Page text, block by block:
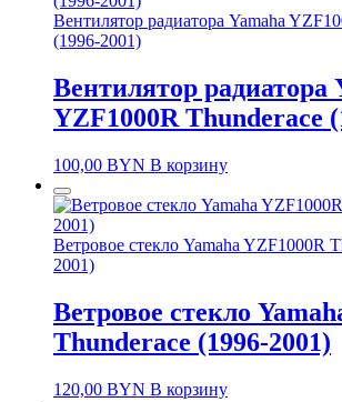
Вентилятор радиатора Yamaha
(1996-2001)
Вентилятор радиатора
YZF1000R Thunderace
100,00 BYN В корзину
Ветровое стекло Yamaha YZF1000R
2001)
Ветровое стекло
Thunderace (1996-2001)
120,00 BYN В корзину